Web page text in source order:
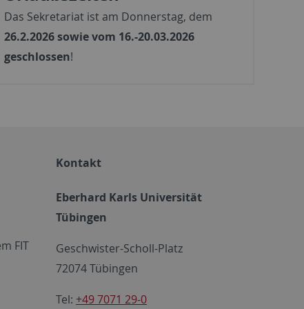
Das Sekretariat ist am Donnerstag, dem
26.2.2026 sowie vom 16.-20.03.2026
geschlossen!
FIT
Kontakt
Eberhard Karls Universität
Tübingen
Geschwister-Scholl-Platz
72074 Tübingen
Tel: +49 7071 29-0